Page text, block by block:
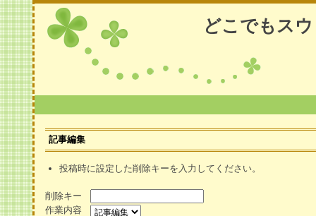
どこでもス
記事編集
投稿時に設定した削除キーを入力してください。
削除キー
作業内容